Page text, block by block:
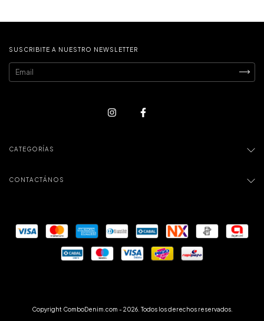
SUSCRIBITE A NUESTRO NEWSLETTER
CATEGORÍAS
CONTACTÁNOS
Copyright ComboDenim.com - 2026. Todos los derechos reservados.